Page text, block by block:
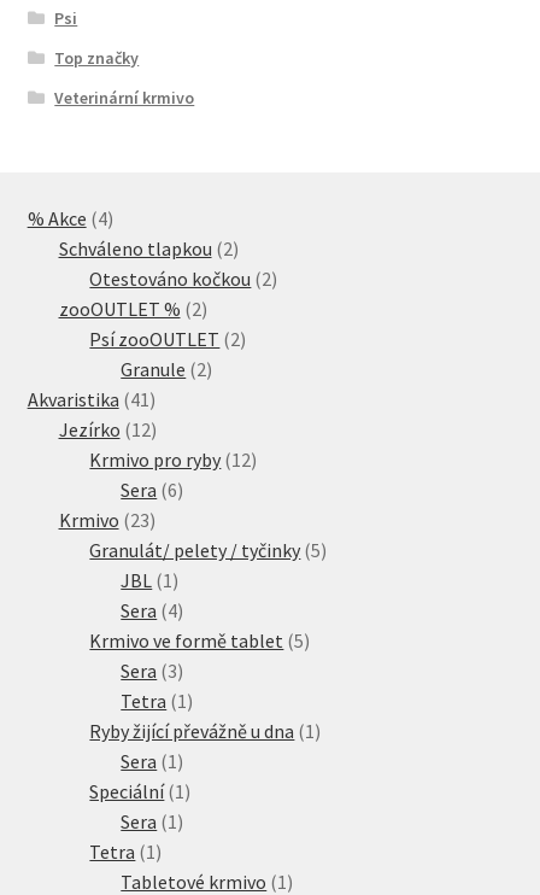
Psi
Top značky
Veterinární krmivo
% Akce 44
produkty
Schváleno tlapkou 22
produkty
Otestováno kočkou 22
zooOUTLET % 22
produkty
Psí zooOUTLET 22
Granule 22
Akvaristika 41 41
produktů
Jezírko 1212
produktů
Krmivo pro ryby 1212
Sera 66
Krmivo 2323
produktů
Granulát/ pelety / tyčinky 55
JBL 1 1
produkt
Sera 44
produkty
Krmivo ve formě tablet 55
Sera 33
produkty
Tetra 1 1
produkt
Ryby žijící převážně u dna 1 1
Sera 1 1
produkt
Speciální 1 1
Sera 1 1
Tetra 1 1
produkt
Tabletové krmivo 1 1